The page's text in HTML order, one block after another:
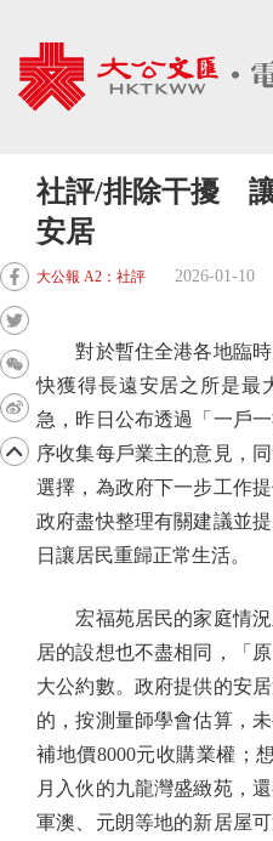
社評/排除干擾
安居
大公報 A2：社評 2026-01-10
對於暫住全港各地臨時
快獲得長遠安居之所是最
急，昨日公布透過「一戶
序收集每戶業主的意見，
選擇，為政府下一步工作
政府盡快整理有關建議並
日讓居民重歸正常生活。
宏福苑居民的家庭情況
居的設想也不盡相同，「
大公約數。政府提供的安
的，按測量師學會估算，
補地價8000元收購業權；
月入伙的九龍灣盛緻苑，
軍澳、元朗等地的新居屋